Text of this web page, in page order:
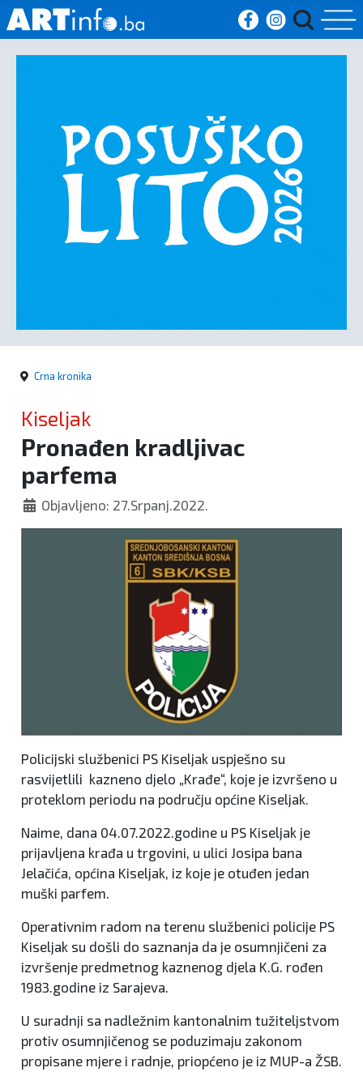
Sport
Kultura
Crna
Crna kronika
Kiseljak
Pronađen kradljivac
parfema
Objavljeno: 27.Srpanj.2022.
Policijski službenici PS Kiseljak uspješno su
rasvijetlili kazneno djelo „Krađe“, koje je izvršeno u
proteklom periodu na području općine Kiseljak.
Naime, dana 04.07.2022.godine u PS Kiseljak je
prijavljena krađa u trgovini, u ulici Josipa bana
Jelačića, općina Kiseljak, iz koje je otuđen jedan
muški parfem.
Operativnim radom na terenu službenici policije PS
Kiseljak su došli do saznanja da je osumnjičeni za
izvršenje predmetnog kaznenog djela K.G. rođen
1983.godine iz Sarajeva.
U suradnji sa nadležnim kantonalnim tužiteljstvom
protiv osumnjičenog se poduzimaju zakonom
propisane mjere i radnje, priopćeno je iz MUP-a ŽSB.